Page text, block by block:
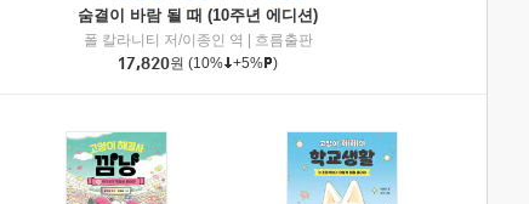
미래엔아이세움
숨결이 바람 될 때 (10주년 에디션)
폴 칼라니티 저/이종인 역
흐름출판
17,820원 (10% +5% )